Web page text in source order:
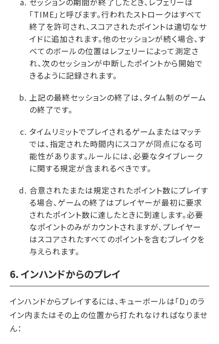
「TIME」と呼びます。行われたストロークはすべて
終了を許可され、スコアされたポイントは適切なサ
イドに追加されます。他のセッションが続く場合、す
べてのボールの位置はレフェリーによって測定さ
れ、次のセッションが中断したポイントから開始で
きるように記録されます。
上記の最終セッションの終了は、タイム制のゲーム
の終了です。
タイムリミットでプレイされるゲームまたはマッチ
では、指定された時間内にスコアが同点になる可
能性があります。ルールには、必要なタイブレーク
に関する規定が含まれるべきです。
合意されたまたは規定されたポイント数にプレイす
る場合、ゲームの終了はプレイヤーが最初に要求
されたポイント数に達したときに到達します。必要
なポイントのみがカウントされますが、プレイヤー
はスコアされたすべてのポイントを含むブレイクを
与えられます。
6. インハンドからのプレイ
インハンドからプレイするには、キューボールは「D」のラ
イン内またはその上の位置から打たれなければなりませ
ん：